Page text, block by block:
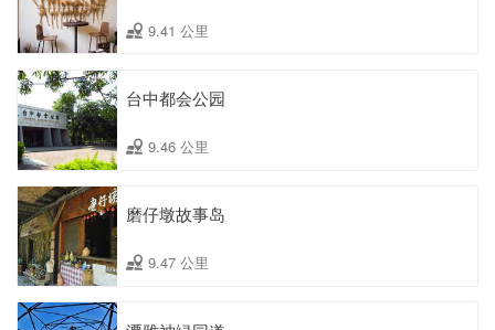
9.41 公里
台中都会公园
9.46 公里
磨仔墩故事岛
9.47 公里